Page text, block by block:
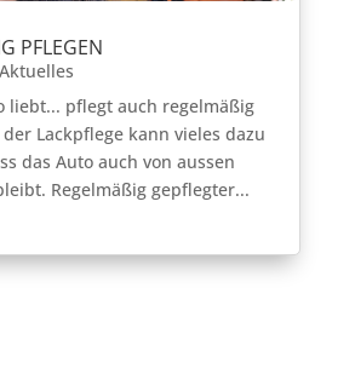
PFLEGEN
Aktuelles
liebt... pflegt auch regelmäßig
Lackpflege kann vieles dazu
das Auto auch von aussen
Regelmäßig gepflegter...